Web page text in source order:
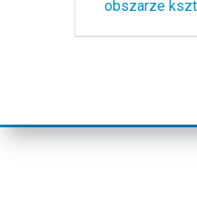
obszarze